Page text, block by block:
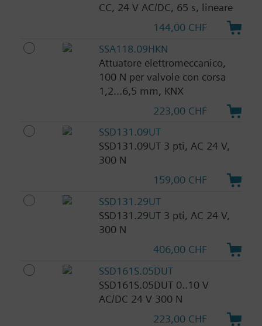
CC, 24 V AC/DC, 65 s, lineare
144,00 CHF
SSA118.09HKN
Attuatore elettromeccanico,
100 N per valvole con corsa
1,2...6,5 mm, KNX
223,00 CHF
SSD131.09UT
SSD131.09UT 3 pti, AC 24 V,
300 N
159,00 CHF
SSD131.29UT
SSD131.29UT 3 pti, AC 24 V,
300 N
406,00 CHF
SSD161S.05DUT
SSD161S.05DUT 0..10 V
AC/DC 24 V 300 N
223,00 CHF